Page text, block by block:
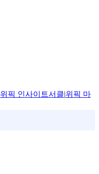
위픽 인사이트서클|위픽 마